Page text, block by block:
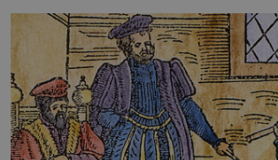
zdálo o jednorožcích, krásných
rytířích a létajících dracích.